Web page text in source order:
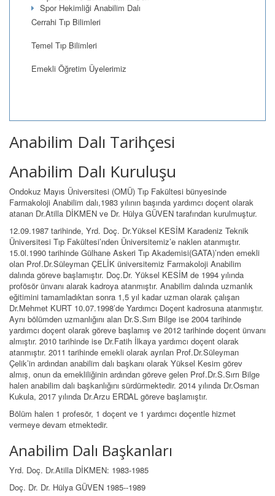
Spor Hekimliği Anabilim Dalı
Cerrahi Tıp Bilimleri
Temel Tıp Bilimleri
Emekli Öğretim Üyelerimiz
Anabilim Dalı Tarihçesi
Anabilim Dalı Kuruluşu
Ondokuz Mayıs Üniversitesi (OMÜ) Tıp Fakültesi bünyesinde
Farmakoloji Anabilim dalı,1983 yılının başında yardımcı doçent olarak
atanan Dr.Atilla DİKMEN ve Dr. Hülya GÜVEN tarafından kurulmuştur.
12.09.1987 tarihinde, Yrd. Doç. Dr.Yüksel KESİM Karadeniz Teknik
Üniversitesi Tıp Fakültesi’nden Üniversitemiz’e naklen atanmıştır.
15.0l.1990 tarihinde Gülhane Askeri Tıp Akademisi(GATA)’nden emekli
olan Prof.Dr.Süleyman ÇELİK üniversitemiz Farmakoloji Anabilim
dalında göreve başlamıştır. Doç.Dr. Yüksel KESİM de 1994 yılında
profösör ünvanı alarak kadroya atanmıştır. Anabilim dalında uzmanlık
eğitimini tamamladıktan sonra 1,5 yıl kadar uzman olarak çalışan
Dr.Mehmet KURT 10.07.1998’de Yardımcı Doçent kadrosuna atanmıştır.
Aynı bölümden uzmanlığını alan Dr.S.Sırrı Bilge ise 2004 tarihinde
yardımcı doçent olarak göreve başlamış ve 2012 tarihinde doçent ünvanı
almıştır. 2010 tarihinde ise Dr.Fatih İlkaya yardımcı doçent olarak
atanmıştır. 2011 tarihinde emekli olarak ayrılan Prof.Dr.Süleyman
Çelik’in ardından anabilim dalı başkanı olarak Yüksel Kesim görev
almış, onun da emekliliğinin ardından göreve gelen Prof.Dr.S.Sırrı Bilge
halen anabilim dalı başkanlığını sürdürmektedir. 2014 yılında Dr.Osman
Kukula, 2017 yılında Dr.Arzu ERDAL göreve başlamıştır.
Bölüm halen 1 profesör, 1 doçent ve 1 yardımcı doçentle hizmet
vermeye devam etmektedir.
Anabilim Dalı Başkanları
Yrd. Doç. Dr.Atilla DİKMEN: 1983-1985
Doç. Dr. Dr. Hülya GÜVEN 1985--1989